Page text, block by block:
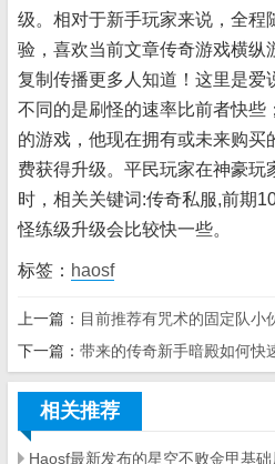
级。相对于新手玩家来说，全程
验，喜欢当前文章传奇游戏横纵
复制传播更多人知道！这里是爱
不同的是刷怪的速率比前者快些
的游戏，他现在拥有或未来购买
费获得升级。平民玩家在神豪玩
时，相关关键词:传奇私服,前期
怪练级升级会比较快一些。
标签： haosf
上一篇： 目前推荐有咒术的固定队小
下一篇： 带来的传奇新手暗殿如何快
相关推荐
Haosf最新发布的星空不败金甲基